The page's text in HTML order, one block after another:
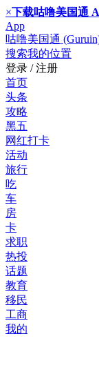
×下载咕噜美国通
App
咕噜美国通
搜索我的位置
登录 / 注册
首页
头条
攻略
黑五
网红打卡
活动
旅行
吃
车
房
卡
求职
热投
话题
教育
移民
工商
我的